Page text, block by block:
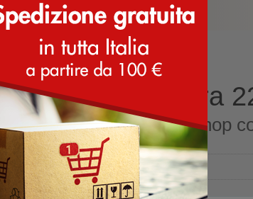
Accessori Marche
bambini misura
misura 22 online shop
Pantofole